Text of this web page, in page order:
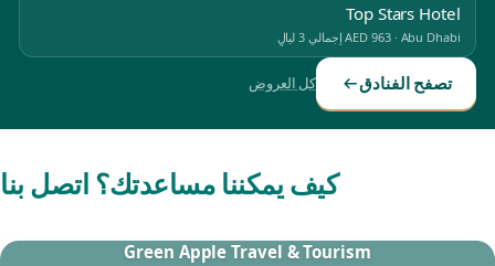
Top Stars Hotel
Abu Dhabi
·
AED 963إجمالي 3 ليالٍ
تصفح الفنادق كل العروض
كيف يمكننا مساعدتك؟ اتصل بنا
Green Apple Travel & Tourism